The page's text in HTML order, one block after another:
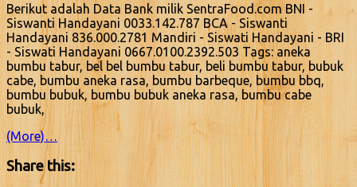
Berikut adalah Data Bank milik SentraFood.com BNI -
Siswanti Handayani 0033.142.787 BCA - Siswanti
Handayani 836.000.2781 Mandiri - Siswati Handayani - BRI
- Siswati Handayani 0667.0100.2392.503 Tags: aneka
bumbu tabur, bel bel bumbu tabur, beli bumbu tabur, bubuk
cabe, bumbu aneka rasa, bumbu barbeque, bumbu bbq,
bumbu bubuk, bumbu bubuk aneka rasa, bumbu cabe
bubuk,
(More)…
Share this: